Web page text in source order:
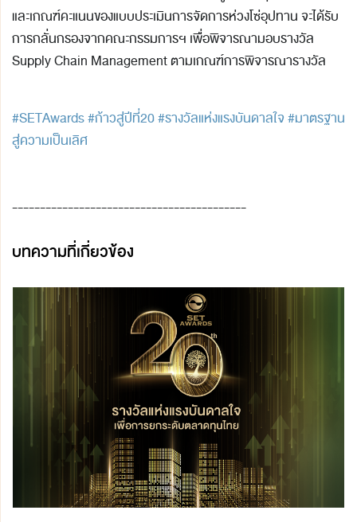
และเกณฑ์คะแนนของแบบประเมินการจัดการห่วงโซ่อุปทาน จะได้รับ
การกลั่นกรองจากคณะกรรมการฯ เพื่อพิจารณามอบรางวัล
Supply Chain Management ตามเกณฑ์การพิจารณารางวัล
#SETAwards#ก้าวสู่ปีที่20#รางวัลแห่งแรงบันดาลใจ#มาตรฐาน
สู่ความเป็นเลิศ
------------------------------------------
บทความที่เกี่ยวข้อง